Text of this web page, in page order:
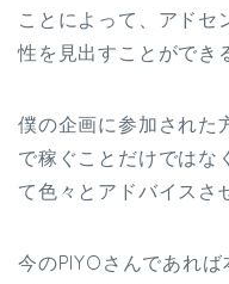
ことによって、アドセ
性を見出すことができ
僕の企画に参加された
で稼ぐことだけではな
て色々とアドバイスさ
今のPIYOさんであれ